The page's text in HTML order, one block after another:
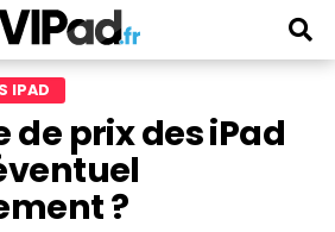
IPAD
de prix des iPad
?